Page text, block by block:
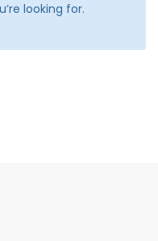
looking for.